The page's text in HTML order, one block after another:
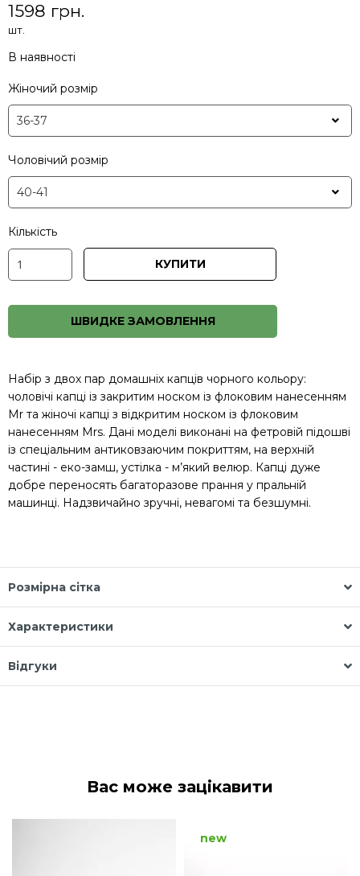
1598 грн.
шт.
В наявності
Жіночий розмір
Чоловічий розмір
Кількість
КУПИТИ
ШВИДКЕ ЗАМОВЛЕННЯ
Набір з двох пар домашніх капців чорного кольору:
чоловічі капці із закритим носком із флоковим нанесенням
Mr та жіночі капці з відкритим носком із флоковим
нанесенням Mrs. Дані моделі виконані на фетровій підошві
із спеціальним антиковзаючим покриттям, на верхній
частині - еко-замш, устілка - м’який велюр. Капці дуже
добре переносять багаторазове прання у пральній
машинці. Надзвичайно зручні, невагомі та безшумні.
Розмірна сітка
Характеристики
Відгуки
Вас може зацікавити
new